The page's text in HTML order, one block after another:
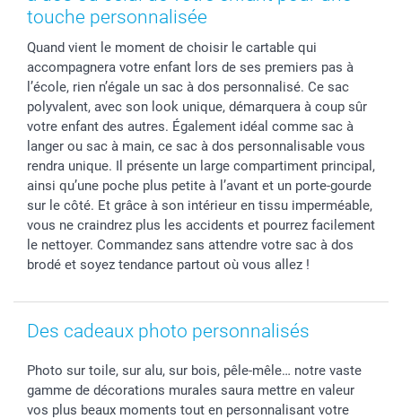
Stickers & Etiquettes
Affiliation
B2B smartbusiness
Droit de rétractation
Confirmation ou communion
Fête d'anniversaire
Collection naissance
Tous les évènements
Livraison en 48 heures
Identifiez-vous
Plan du site
Statut de ma commande
smarfriends
smartgarantie
smartbonus
touche personnalisée
Quand vient le moment de choisir le cartable qui
accompagnera votre enfant lors de ses premiers pas à
l’école, rien n’égale un sac à dos personnalisé. Ce sac
polyvalent, avec son look unique, démarquera à coup sûr
votre enfant des autres. Également idéal comme sac à
langer ou sac à main, ce sac à dos personnalisable vous
rendra unique. Il présente un large compartiment principal,
ainsi qu’une poche plus petite à l’avant et un porte-gourde
sur le côté. Et grâce à son intérieur en tissu imperméable,
vous ne craindrez plus les accidents et pourrez facilement
le nettoyer. Commandez sans attendre votre sac à dos
brodé et soyez tendance partout où vous allez !
Des cadeaux photo personnalisés
Photo sur toile, sur alu, sur bois, pêle-mêle… notre vaste
gamme de décorations murales saura mettre en valeur
vos plus beaux moments tout en personnalisant votre